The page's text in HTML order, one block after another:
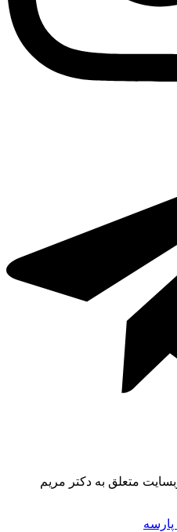
متعلق به دکتر مریم